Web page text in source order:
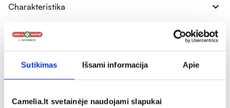
Sutikimas Išsami informacija Apie
Camelia.lt svetainėje naudojami slapukai
Charakteristika expand_more
Sudedamosios dalys expand_more
Vartojimas